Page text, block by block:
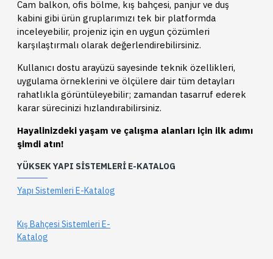
Cam balkon, ofis bölme, kış bahçesi, panjur ve duş
kabini gibi ürün gruplarımızı tek bir platformda
inceleyebilir, projeniz için en uygun çözümleri
karşılaştırmalı olarak değerlendirebilirsiniz.
Kullanıcı dostu arayüzü sayesinde teknik özellikleri,
uygulama örneklerini ve ölçülere dair tüm detayları
rahatlıkla görüntüleyebilir; zamandan tasarruf ederek
karar sürecinizi hızlandırabilirsiniz.
Hayalinizdeki yaşam ve çalışma alanları için ilk adımı
şimdi atın!
YÜKSEK YAPI SISTEMLERI E-KATALOG